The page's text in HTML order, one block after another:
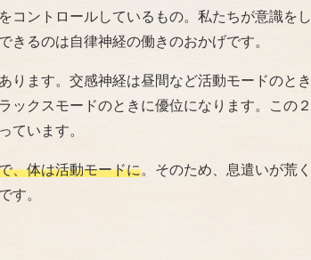
コントロールしているもの。私たちが意識をし
きるのは自律神経の働きのおかげです。
ります。交感神経は昼間など活動モードのとき
ックスモードのときに優位になります。この２
ています。
、体は活動モードに。そのため、息遣いが荒く
す。